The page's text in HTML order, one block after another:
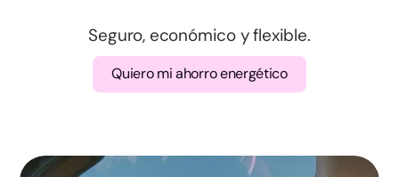
Badajoz
Cáceres
A Coruña
Seguro, económico y flexible.
Quiero mi ahorro energético